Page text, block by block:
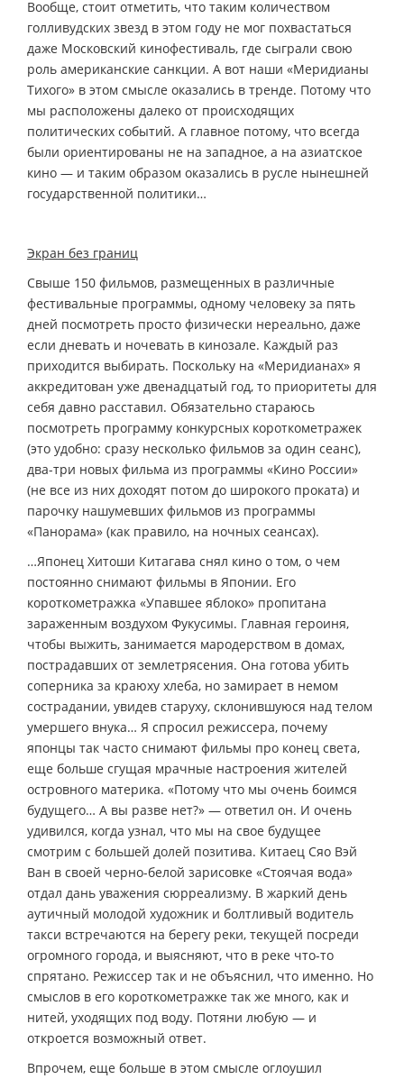
Вообще, стоит отметить, что таким количеством
голливудских звезд в этом году не мог похвастаться
даже Московский кинофестиваль, где сыграли свою
роль американские санкции. А вот наши «Меридианы
Тихого» в этом смысле оказались в тренде. Потому что
мы расположены далеко от происходящих
политических событий. А главное потому, что всегда
были ориентированы не на западное, а на азиатское
кино — и таким образом оказались в русле нынешней
государственной политики…
Экран без границ
Свыше 150 фильмов, размещенных в различные
фестивальные программы, одному человеку за пять
дней посмотреть просто физически нереально, даже
если дневать и ночевать в кинозале. Каждый раз
приходится выбирать. Поскольку на «Меридианах» я
аккредитован уже двенадцатый год, то приоритеты для
себя давно расставил. Обязательно стараюсь
посмотреть программу конкурсных короткометражек
(это удобно: сразу несколько фильмов за один сеанс),
два-три новых фильма из программы «Кино России»
(не все из них доходят потом до широкого проката) и
парочку нашумевших фильмов из программы
«Панорама» (как правило, на ночных сеансах).
…Японец Хитоши Китагава снял кино о том, о чем
постоянно снимают фильмы в Японии. Его
короткометражка «Упавшее яблоко» пропитана
зараженным воздухом Фукусимы. Главная героиня,
чтобы выжить, занимается мародерством в домах,
пострадавших от землетрясения. Она готова убить
соперника за краюху хлеба, но замирает в немом
сострадании, увидев старуху, склонившуюся над телом
умершего внука… Я спросил режиссера, почему
японцы так часто снимают фильмы про конец света,
еще больше сгущая мрачные настроения жителей
островного материка. «Потому что мы очень боимся
будущего… А вы разве нет?» — ответил он. И очень
удивился, когда узнал, что мы на свое будущее
смотрим с большей долей позитива. Китаец Сяо Вэй
Ван в своей черно-белой зарисовке «Стоячая вода»
отдал дань уважения сюрреализму. В жаркий день
аутичный молодой художник и болтливый водитель
такси встречаются на берегу реки, текущей посреди
огромного города, и выясняют, что в реке что-то
спрятано. Режиссер так и не объяснил, что именно. Но
смыслов в его короткометражке так же много, как и
нитей, уходящих под воду. Потяни любую — и
откроется возможный ответ.
Впрочем, еще больше в этом смысле оглоушил